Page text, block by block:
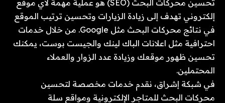
تحسين محركات البحث (SEO) هو عملية مهمة لأي موقع
إلكتروني تهدف إلى زيادة الزيارات وتحسين ترتيب الموقع
في نتائج محركات البحث مثل Google. من خلال خدمات
احترافية مثل اعلانات الباك لينك والجيست بوست، يمكنك
تحسين ظهور موقعك وزيادة عدد الزوار والعملاء
المحتملين.
في شبكة إشراق، نقدم خدمات مخصصة لتحسين
محركات البحث للمتاجر الإلكترونية ومواقع سلة